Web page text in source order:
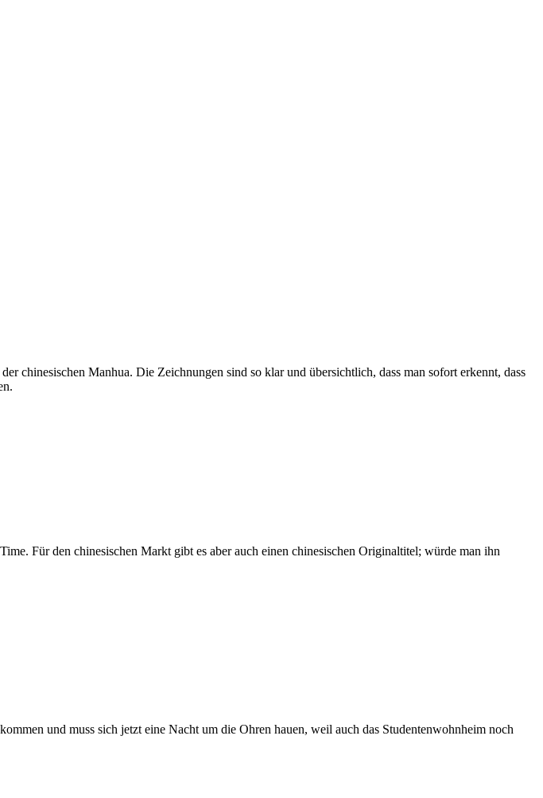
chinesischen Manhua. Die Zeichnungen sind so klar und übersichtlich, dass man sofort erkennt, dass
Für den chinesischen Markt gibt es aber auch einen chinesischen Originaltitel; würde man ihn
und muss sich jetzt eine Nacht um die Ohren hauen, weil auch das Studentenwohnheim noch